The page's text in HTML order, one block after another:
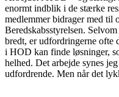
enormt indblik i de stærke
medlemmer bidrager med til
Beredskabsstyrelsen.
bredt, er udfordringerne ofte
i HOD kan finde løsninger,
helhed. Det arbejde synes
udfordrende. Men når det